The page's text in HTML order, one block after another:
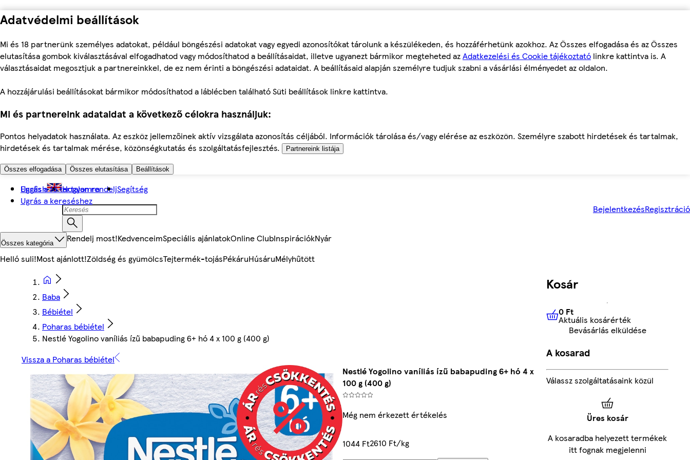
Adatvédelmi beállítások
Mi és 18 partnerünk személyes adatokat, például böngészési adatokat vagy egyedi azonosítókat tárolunk a készülékeden, és hozzáférhetünk azokhoz. Az Összes elfogadása és az Összes
elutasítása gombok kiválasztásával elfogadhatod vagy módosíthatod a beállításaidat, illetve ugyanezt bármikor megteheted azAdatkezelési és Cookie tájékoztató linkre kattintva is. A
választásaidat megosztjuk a partnereinkkel, de ez nem érinti a böngészési adataidat. A beállításaid alapján személyre tudjuk szabni a vásárlási élményedet az oldalon.
A hozzájárulási beállításokat bármikor módosíthatod a láblécben található Süti beállítások linkre kattintva.
Mi és partnereink adataidat a következő célokra használjuk:
Pontos helyadatok használata. Az eszköz jellemzőinek aktív vizsgálata azonosítás céljából. Információk tárolása és/vagy elérése az eszközön. Személyre szabott hirdetések és tartalmak,
hirdetések és tartalmak mérése, közönségkutatás és szolgáltatásfejlesztés.
Partnereink listája
Összes elfogadása Összes elutasítása Beállítások
Ugrás a fő tartalomra
Ugrás a kereséshez
English Hogyan rendeljSegítség
BejelentkezésRegisztráció
Összes kategória Rendelj most!KedvenceimSpeciális ajánlatokOnline ClubInspirációkNyár
Helló suli!Most ajánlott!Zöldség és gyümölcsTejtermék-tojásPékáruHúsáruMélyhűtött
Baba
Bébiétel
Poharas bébiétel
Nestlé Yogolino vaníliás ízű babapuding 6+ hó 4 x 100 g (400 g)
Vissza a Poharas bébiétel
Nestlé Yogolino vaníliás ízű babapuding 6+ hó 4 x
100 g (400 g)
Még nem érkezett értékelés
1044 Ft2610 Ft/kg
Kosár
0 FtAktuális kosárérték
0 Ft
Aktuális kosárérték
Bevásárlás elküldése
A kosarad
Válassz szolgáltatásaink közül
Üres kosár
A kosaradba helyezett termékek
itt fognak megjelenni